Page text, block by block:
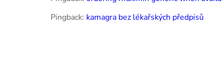
Pingback: kamagra bez lékařských předpisů